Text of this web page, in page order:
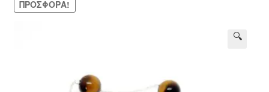
ΠΡΟΣΦΟΡΆ!
🔍